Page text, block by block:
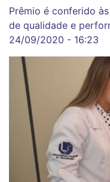
Prêmio é conferido
de qualidade e
24/09/2020 - 16:23